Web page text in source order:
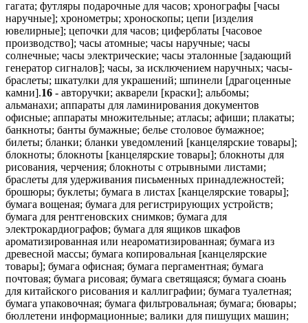
гагата; футляры подарочные для часов; хронографы [часы
наручные]; хронометры; хроноскопы; цепи [изделия
ювелирные]; цепочки для часов; циферблаты [часовое
производство]; часы атомные; часы наручные; часы
солнечные; часы электрические; часы эталонные [задающий
генератор сигналов]; часы, за исключением наручных; часы-
браслеты; шкатулки для украшений; шпинели [драгоценные
камни].16 - авторучки; акварели [краски]; альбомы;
альманахи; аппараты для ламинирования документов
офисные; аппараты множительные; атласы; афиши; плакаты;
банкноты; банты бумажные; белье столовое бумажное;
билеты; бланки; бланки уведомлений [канцелярские товары];
блокноты; блокноты [канцелярские товары]; блокноты для
рисования, черчения; блокноты с отрывными листами;
браслеты для удерживания письменных принадлежностей;
брошюры; буклеты; бумага в листах [канцелярские товары];
бумага вощеная; бумага для регистрирующих устройств;
бумага для рентгеновских снимков; бумага для
электрокардиографов; бумага для ящиков шкафов
ароматизированная или неароматизированная; бумага из
древесной массы; бумага копировальная [канцелярские
товары]; бумага офисная; бумага пергаментная; бумага
почтовая; бумага рисовая; бумага светящаяся; бумага сюань
для китайского рисования и каллиграфии; бумага туалетная;
бумага упаковочная; бумага фильтровальная; бумага; бювары;
бюллетени информационные; валики для пишущих машин;